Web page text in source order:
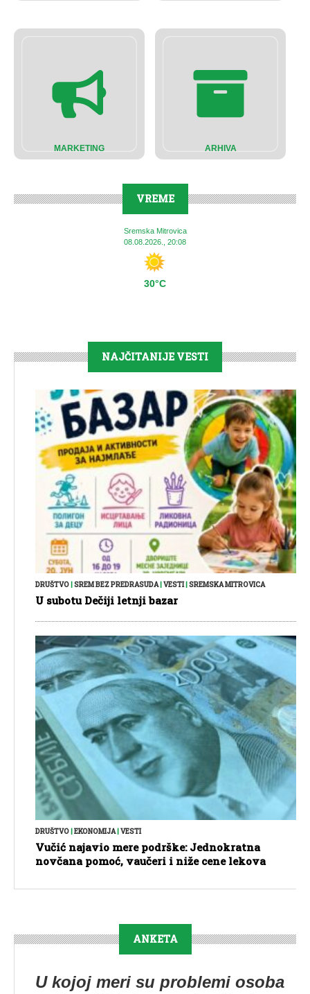
MARKETING ARHIVA
VREME
Sremska Mitrovica
08.08.2026., 20:08
30°C
NAJČITANIJE VESTI
DRUŠTVO SREM BEZ PREDRASUDA| VESTI| SREMSKA MITROVICA
U subotu Dečiji letnji bazar
DRUŠTVO|EKONOMIJA|VESTI
Vučić najavio mere podrške: Jednokratna
novčana pomoć, vaučeri i niže cene lekova
ANKETA
U kojoj meri su problemi osoba